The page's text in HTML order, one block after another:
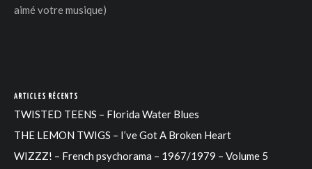
aimé votre musique)
ARTICLES RÉCENTS
TWISTED TEENS – Florida Water Blues
THE LEMON TWIGS – I’ve Got A Broken Heart
WIZZZ! – French psychorama – 1967/1979 – Volume 5